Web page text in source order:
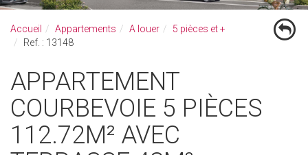
Accueil Appartements A louer
5 pièces et +
Ref. : 13148
APPARTEMENT
COURBEVOIE 5 PIÈCES
112.72M² AVEC